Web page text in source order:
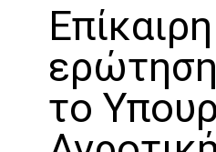
Επίκαιρη
το